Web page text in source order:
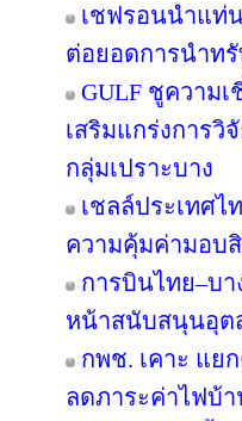
เชฟรอนนำแท่
ต่อยอดการนำท
GULF ชูความ
เสริมแกร่งการวิ
กลุ่มเปราะบาง
เชลล์ประเทศไ
ความคุ้มค่ามอบ
การบินไทย–บา
หน้าสนับสนุนอุต
กพช. เคาะ แย
ลดภาระค่าไฟบ้